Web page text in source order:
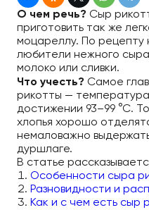
О чем речь? Сыр
приготовить так же
моцареллу. По рецепту
любители нежного
молоко или сливки.
Что учесть? Самое
рикотты —
достижении 93–99 °С.
хлопья хорошо
немаловажно
дуршлаге.
В статье
Особенности сыра
Разновидности и
Как и с чем есть сыр